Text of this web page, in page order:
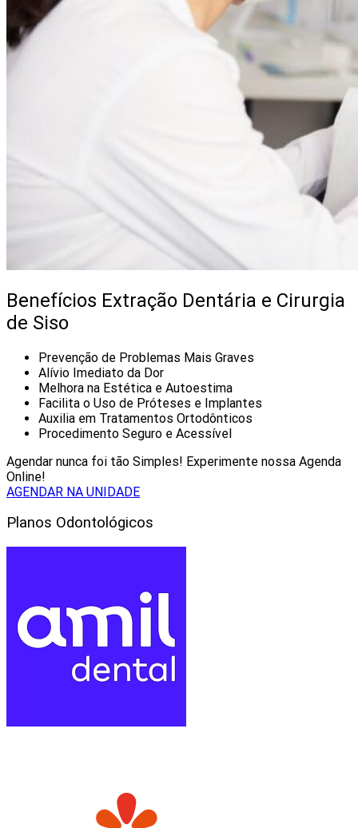
Benefícios Extração Dentária e Cirurgia
de Siso
Prevenção de Problemas Mais Graves
Alívio Imediato da Dor
Melhora na Estética e Autoestima
Facilita o Uso de Próteses e Implantes
Auxilia em Tratamentos Ortodônticos
Procedimento Seguro e Acessível
Agendar nunca foi tão Simples! Experimente nossa Agenda
Online!
AGENDAR NA UNIDADE
Planos Odontológicos